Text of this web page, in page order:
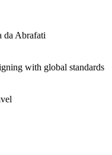
da Abrafati
with global standards